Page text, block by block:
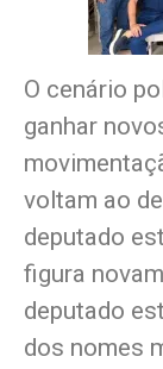
O cenário
ganhar
voltam ao
deputado
figura
deputado
dos nomes